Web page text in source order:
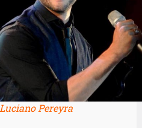
Luciano Pereyra